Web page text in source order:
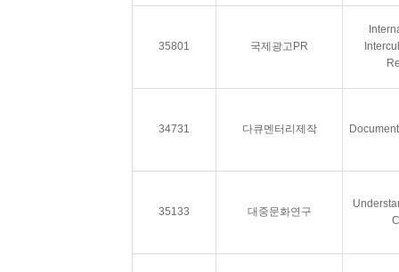
35801 국제광고PR
34731 다큐멘터리제작
35133 대중문화연구